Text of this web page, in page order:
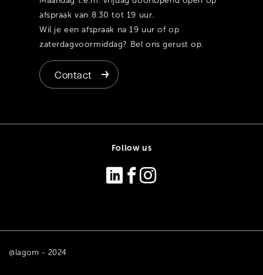
afspraak van 8.30 tot 19 uur.
Wil je een afspraak na 19 uur of op
zaterdagvoormiddag? Bel ons gerust op.
Contact
Follow us
@lagom - 2024